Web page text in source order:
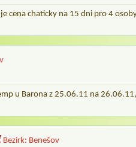
cena chaticky na 15 dni pro 4
u Barona z 25.06.11 na
Bezirk: Benešov